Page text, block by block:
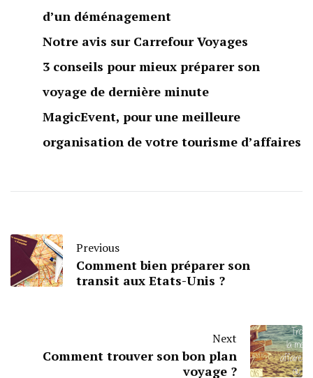
d’un déménagement
Notre avis sur Carrefour Voyages
3 conseils pour mieux préparer son
voyage de dernière minute
MagicEvent, pour une meilleure
organisation de votre tourisme d’affaires
Previous
Comment bien préparer son
transit aux Etats-Unis ?
Next
Comment trouver son bon plan
voyage ?